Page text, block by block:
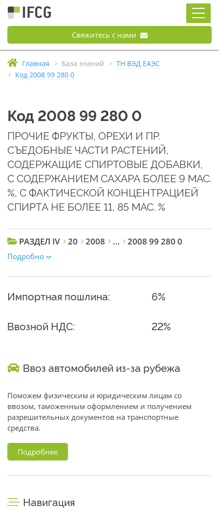
Свяжитесь с нами
Главная База знаний
ТН ВЭД ЕАЭС
Код 2008 99 280 0
Код 2008 99 280 0
ПРОЧИЕ ФРУКТЫ, ОРЕХИ И ПР.
СЪЕДОБНЫЕ ЧАСТИ РАСТЕНИЙ,
СОДЕРЖАЩИЕ СПИРТОВЫЕ ДОБАВКИ,
С СОДЕРЖАНИЕМ САХАРА БОЛЕЕ 9 МАС.
%, С ФАКТИЧЕСКОЙ КОНЦЕНТРАЦИЕЙ
СПИРТА НЕ БОЛЕЕ 11, 85 МАС. %
РАЗДЕЛ IV 20 2008 … 2008 99 280 0
Подробно
Импортная пошлина: 6%
Ввозной НДС: 22%
Ввоз автомобилей из-за рубежа
Поможем физическим и юридическим лицам со
ввозом, таможенным оформлением и получением
разрешительных документов на транспортные
средства.
Подробнее
Навигация